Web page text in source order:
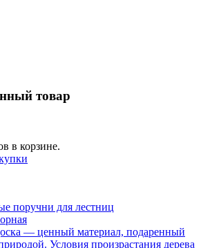
товар
в корзине.
поручни для лестниц
— ценный материал, подаренный
Условия произрастания дерева